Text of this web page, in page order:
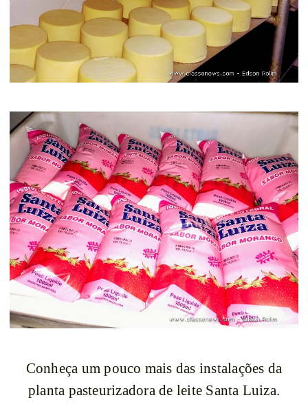
Conheça um pouco mais das instalações da
planta pasteurizadora de leite Santa Luiza.